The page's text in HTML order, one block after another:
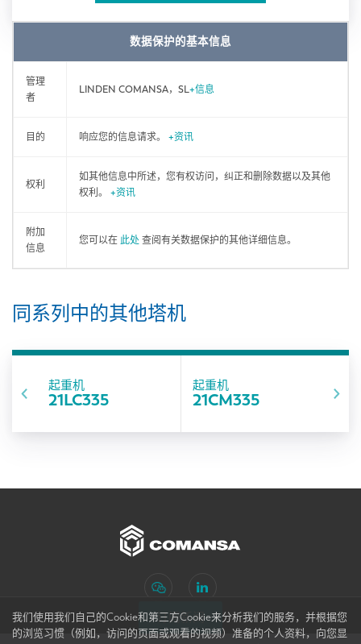
数据保护的基本信息
管理
者
LINDEN COMANSA，SL+信息
目的 响应您的信息请求。 +资讯
权利
如其他信息中所述，您有权访问，纠正和删除数据以及其他
权利。 +资讯
附加
信息
您可以在 此处 查阅有关数据保护的其他详细信息。
同系列中的其他塔机
起重机
21LC335
起重机
21CM335
网站地图
订阅新闻
我们使用我们自己的Cookie和第三方Cookie来分析我们的服务，并根据您
的浏览习惯（例如，访问的页面或观看的视频）准备的个人资料，向您显